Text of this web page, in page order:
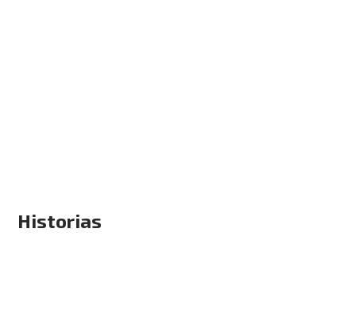
Historias